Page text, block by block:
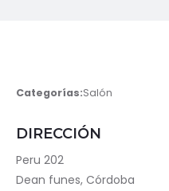
Categorías:Salón
DIRECCIÓN
Peru 202
Dean funes, Córdoba